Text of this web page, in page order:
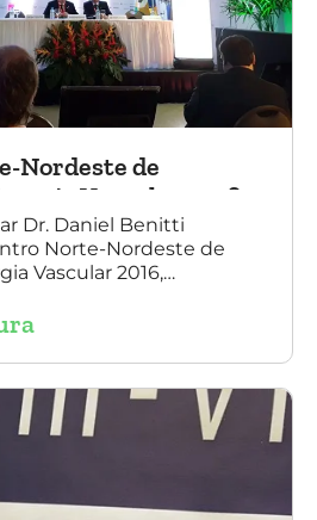
Nordeste de
Vascular 2016
Dr. Daniel Benitti
Norte-Nordeste de
Vascular 2016,